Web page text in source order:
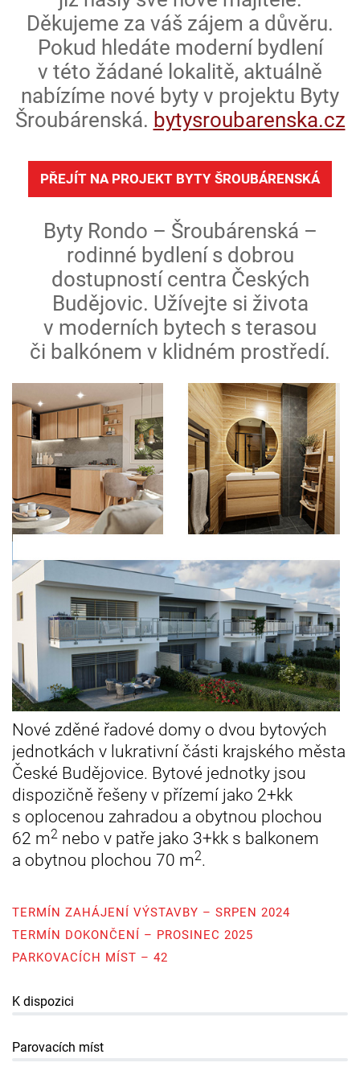
Děkujeme za váš zájem a důvěru.
Pokud hledáte moderní bydlení
v této žádané lokalitě, aktuálně
nabízíme nové byty v projektu Byty
Šroubárenská. bytysroubaren­ska.cz
PŘEJÍT NA PROJEKT BYTY ŠROUBÁRENSKÁ
Byty Rondo – Šroubárenská –
rodinné bydlení s dobrou
dostupností centra Českých
Budějovic. Užívejte si života
v moderních bytech s terasou
či balkónem v klidném prostředí.
Nové zděné řadové domy o dvou bytových
jednotkách v lukrativní části krajského města
České Budějovice. Bytové jednotky jsou
dispozičně řešeny v přízemí jako 2+kk
s oplocenou zahradou a obytnou plochou
62 m2 nebo v patře jako 3+kk s balkonem
a obytnou plochou 70 m2.
TERMÍN ZAHÁJENÍ VÝSTAVBY – SRPEN 2024
TERMÍN DOKONČENÍ – PROSINEC 2025
PARKOVACÍCH MÍST – 42
K dispozici
Parovacích míst